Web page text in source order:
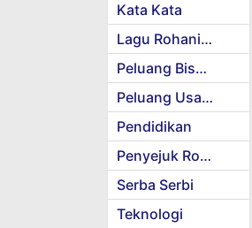
Kata Kata
Lagu Rohani Kristen
Peluang Bisnis
Peluang Usaha
Pendidikan
Penyejuk Rohani
Serba Serbi
Teknologi